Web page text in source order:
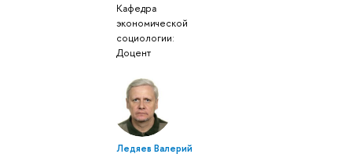
Кафедра
экономической
социологии:
Доцент
Ледяев Валерий